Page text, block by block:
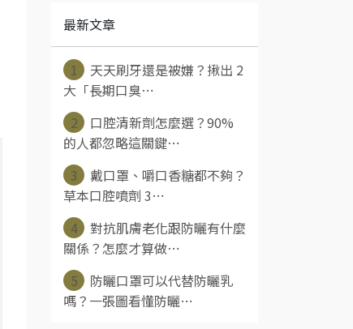
最新文章
1
天天刷牙還是被嫌？揪出 2
大「長期口臭⋯
2
口腔清新劑怎麼選？90%
的人都忽略這關鍵⋯
3
戴口罩、嚼口香糖都不夠？
草本口腔噴劑 3⋯
4
對抗肌膚老化跟防曬有什麼
關係？怎麼才算做⋯
5
防曬口罩可以代替防曬乳
嗎？一張圖看懂防曬⋯